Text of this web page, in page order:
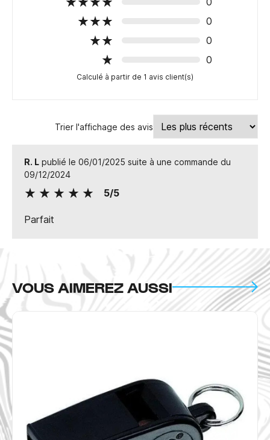
0
0
0
Calculé à partir de 1 avis client(s)
Trier l'affichage des avis
R. L publié le 06/01/2025 suite à une commande du
09/12/2024
5/5
Parfait
VOUS AIMEREZ AUSSI